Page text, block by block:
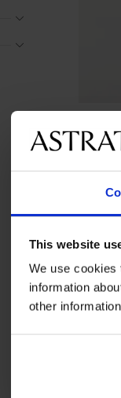
This website
We use cookies
information
other